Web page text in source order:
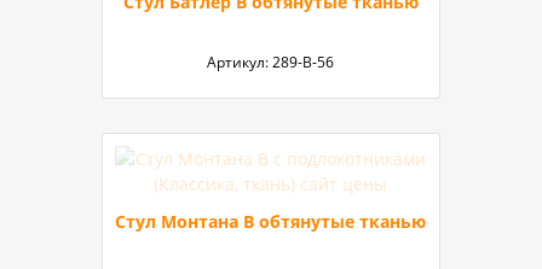
Артикул:289-B-56
Стул Монтана B обтянутые тканью